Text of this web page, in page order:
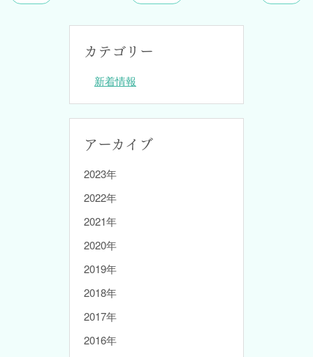
カテゴリー
新着情報
アーカイブ
2023年
2022年
2021年
2020年
2019年
2018年
2017年
2016年